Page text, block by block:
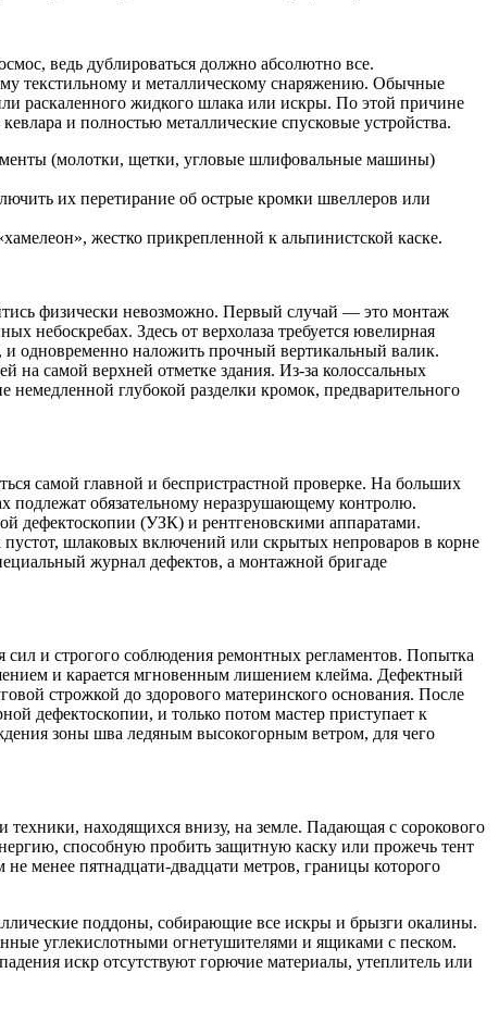
ведь дублироваться должно абсолютно все.
текстильному и металлическому снаряжению. Обычные
раскаленного жидкого шлака или искры. По этой причине
и полностью металлические спусковые устройства.
(молотки, щетки, угловые шлифовальные машины)
их перетирание об острые кромки швеллеров или
жестко прикрепленной к альпинистской каске.
физически невозможно. Первый случай — это монтаж
небоскребах. Здесь от верхолаза требуется ювелирная
и одновременно наложить прочный вертикальный валик.
самой верхней отметке здания. Из-за колоссальных
глубокой разделки кромок, предварительного
самой главной и беспристрастной проверке. На больших
подлежат обязательному неразрушающему контролю.
дефектоскопии (УЗК) и рентгеновскими аппаратами.
пустот, шлаковых включений или скрытых непроваров в корне
журнал дефектов, а монтажной бригаде
и строгого соблюдения ремонтных регламентов. Попытка
и карается мгновенным лишением клейма. Дефектный
строжкой до здорового материнского основания. После
дефектоскопии, и только потом мастер приступает к
зоны шва ледяным высокогорным ветром, для чего
техники, находящихся внизу, на земле. Падающая с сорокового
способную пробить защитную каску или прожечь тент
менее пятнадцати-двадцати метров, границы которого
поддоны, собирающие все искры и брызги окалины.
углекислотными огнетушителями и ящиками с песком.
искр отсутствуют горючие материалы, утеплитель или